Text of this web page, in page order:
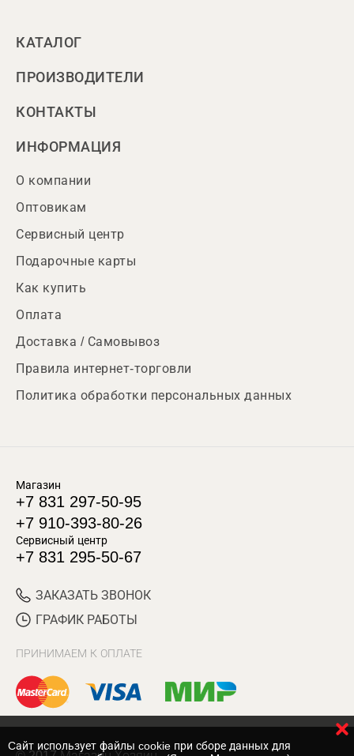
КАТАЛОГ
ПРОИЗВОДИТЕЛИ
КОНТАКТЫ
ИНФОРМАЦИЯ
О компании
Оптовикам
Сервисный центр
Подарочные карты
Как купить
Оплата
Доставка / Самовывоз
Правила интернет-торговли
Политика обработки персональных данных
Магазин
+7 831 297-50-95
+7 910-393-80-26
Сервисный центр
+7 831 295-50-67
ЗАКАЗАТЬ ЗВОНОК
ГРАФИК РАБОТЫ
ПРИНИМАЕМ К ОПЛАТЕ
Cайт использует файлы cookie при сборе данных для